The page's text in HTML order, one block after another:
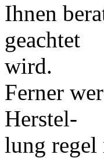
Ihnen
geachtet
wird.
Ferner
Herstel-
lung regel